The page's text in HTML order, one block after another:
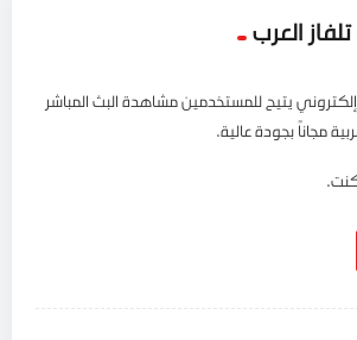
العرب
يتيح للمستخدمين مشاهدة البث المباشر
مجاناً بجودة عالية.